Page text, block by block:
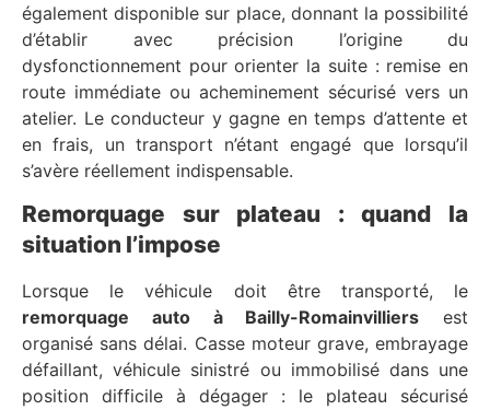
également disponible sur place, donnant la possibilité
d’établir avec précision l’origine du
dysfonctionnement pour orienter la suite : remise en
route immédiate ou acheminement sécurisé vers un
atelier. Le conducteur y gagne en temps d’attente et
en frais, un transport n’étant engagé que lorsqu’il
s’avère réellement indispensable.
Remorquage sur plateau : quand la
situation l’impose
Lorsque le véhicule doit être transporté, le
remorquage auto à Bailly-Romainvilliers est
organisé sans délai. Casse moteur grave, embrayage
défaillant, véhicule sinistré ou immobilisé dans une
position difficile à dégager : le plateau sécurisé